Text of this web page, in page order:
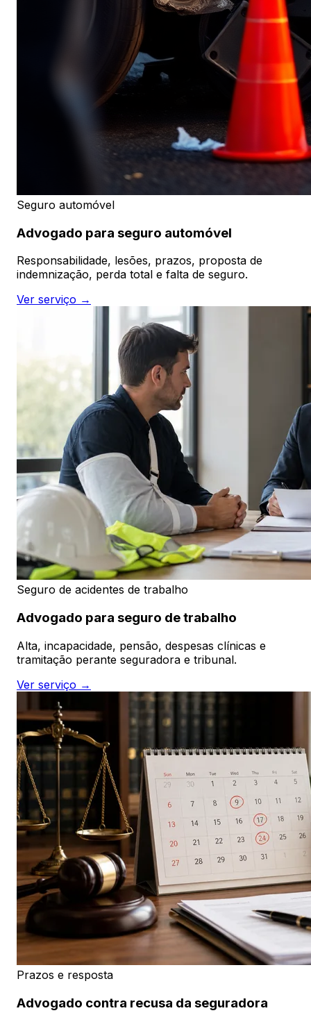
Seguro automóvel
Advogado para seguro automóvel
Responsabilidade, lesões, prazos, proposta de
indemnização, perda total e falta de seguro.
Ver serviço →
Seguro de acidentes de trabalho
Advogado para seguro de trabalho
Alta, incapacidade, pensão, despesas clínicas e
tramitação perante seguradora e tribunal.
Ver serviço →
Prazos e resposta
Advogado contra recusa da seguradora